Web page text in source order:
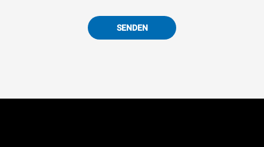
SENDEN